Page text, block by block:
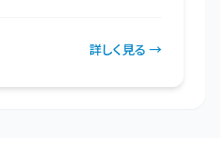
詳しく見る →